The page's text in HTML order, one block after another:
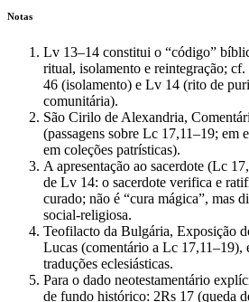
Notas
Lv 13–14 constitui o “código”
ritual, isolamento e reintegração;
46 (isolamento) e Lv 14 (rito de
comunitária).
São Cirilo de Alexandria,
(passagens sobre Lc 17,11–19; em
em coleções patrísticas).
A apresentação ao sacerdote (Lc
de Lv 14: o sacerdote verifica e
curado; não é “cura mágica”, mas
social-religiosa.
Teofilacto da Bulgária, Exposição
Lucas (comentário a Lc 17,11–19),
traduções eclesiásticas.
Para o dado neotestamentário
de fundo histórico: 2Rs 17 (queda